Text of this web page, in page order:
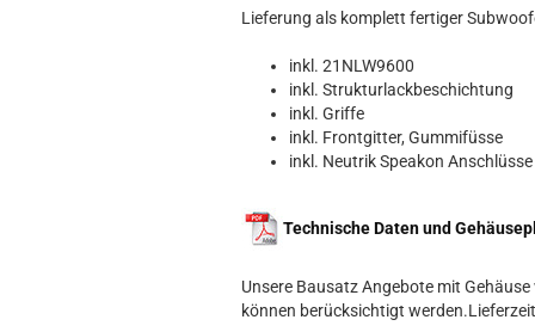
Lieferung als komplett fertiger
inkl. 21NLW9600
inkl. Strukturlackbeschichtung
inkl. Griffe
inkl. Frontgitter, Gummifüsse
inkl. Neutrik Speakon Anschlüsse
Technische Daten und
Unsere Bausatz Angebote mit
können berücksichtigt